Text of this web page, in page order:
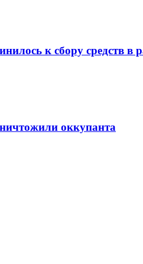
к сбору средств
оккупанта